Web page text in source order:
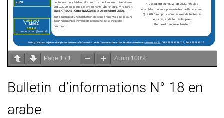
Page 1 / 1 Zoom 100%
Bulletin d’informations N° 18 en
arabe